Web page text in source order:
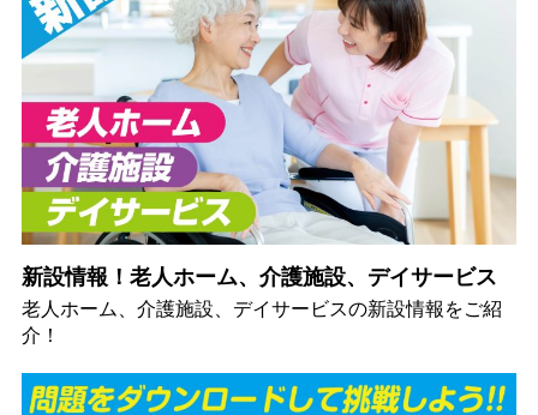
新設情報！老人ホーム、介護施設、デイサービス
老人ホーム、介護施設、デイサービスの新設情報をご紹
介！